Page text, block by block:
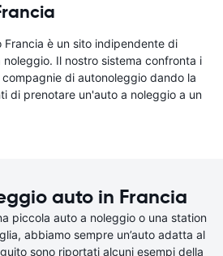
Francia è un sito indipendente di
Il nostro sistema confronta i
di autonoleggio dando la
di prenotare un'auto a noleggio a un
auto in Francia
piccola auto a noleggio o una station
abbiamo sempre un’auto adatta al
sono riportati alcuni esempi della